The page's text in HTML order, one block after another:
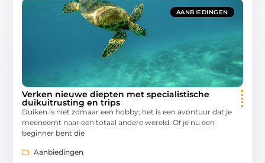
AANBIEDINGEN
Verken nieuwe diepten met specialistische
duikuitrusting en trips
Duiken is niet zomaar een hobby; het is een avontuur dat je
meeneemt naar een totaal andere wereld. Of je nu een
beginner bent die
Aanbiedingen